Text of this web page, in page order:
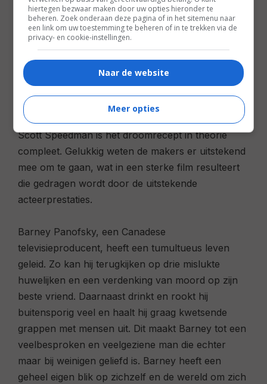
een film gebaseerd op een zeer succesvol boek
en een cast van formaat. Gewaarschuwd door
missers alsAll The Kings Men
wederom een poging gedaan een door velen
geliefd boek aan te passen voor het witte doek.
Met Paul Giamatti als Barney, ondersteund door
toppers als Dustin Hoffman, Minnie Driver en
Scott Speedman is het droomrecept in theorie
compleet. Gelukkig weten de makers er uitstekend
mee om te gaan, wat in een sterke film resulteert
die gedragen wordt door de uitstekende
acteerprestaties.
Barney Panofsky, een Canadese
televisieproducent, heeft een tumultueus leven
geleid. Zo kan hij terugkijken op drie mislukte
huwelijken en een verdenking van moord op zijn
beste vriend. Daarnaast drinkt en rookt hij
buitensporig veel en haalt hij graag kwetsende
grappen met mensen uit. Dit maakt Barney tot een
veelbesproken en veelgeziene man die echter
maar bij weinigen geliefd is. Barney heeft een
geheel eigen blik op zichzelf en de wereld om zich
hiertegen bezwaar maken door uw opties hieronder te
beheren. Zoek onderaan deze pagina of in het sitemenu naar
een link om uw toestemming te beheren of in te trekken via de
privacy- en cookie-instellingen.
Naar de website
Meer opties